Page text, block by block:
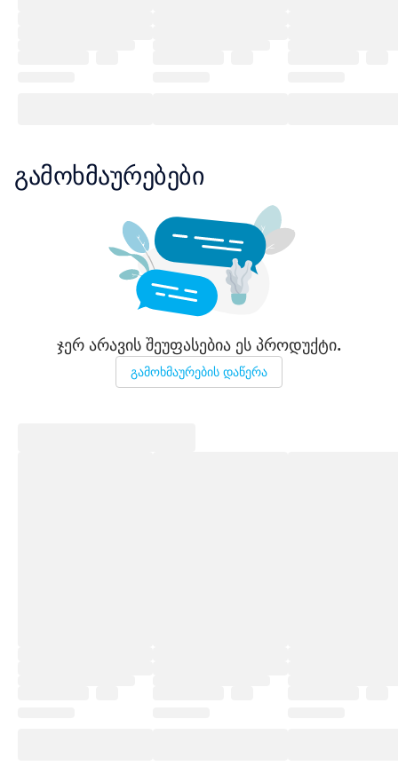
გამოხმაურებები
ჯერ არავის შეუფასებია ეს პროდუქტი.
გამოხმაურების დაწერა